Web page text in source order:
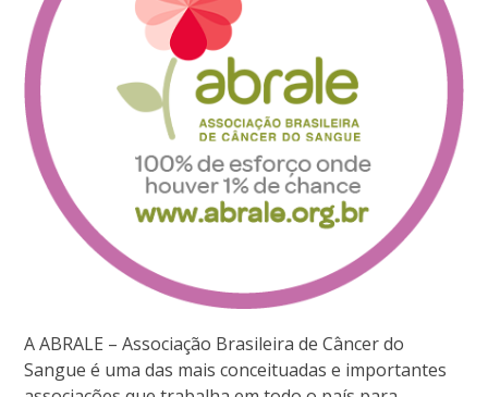
A ABRALE – Associação Brasileira de Câncer do
Sangue é uma das mais conceituadas e importantes